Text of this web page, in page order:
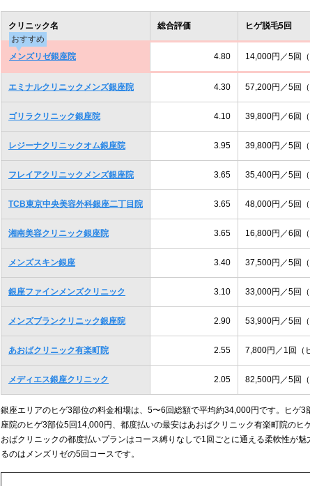
クリニック名 総合評価 ヒゲ脱毛5回
おすすめ
メンズリゼ銀座院
4.80 14,000円／5回（
エミナルクリニックメンズ銀座院 4.30 57,200円／5回
ゴリラクリニック銀座院 4.10 39,800円／6回
レジーナクリニックオム銀座院 3.95 39,800円／5回（
フレイアクリニックメンズ銀座院 3.65 35,400円／5回（
TCB東京中央美容外科銀座二丁目院 3.65 48,000円／5回（
湘南美容クリニック銀座院 3.65 16,800円／6回（
メンズスキン銀座 3.40 37,500円／5回（
銀座ファインメンズクリニック 3.10 33,000円／5回（
メンズブランクリニック銀座院 2.90 53,900円／5回
あおばクリニック有楽町院 2.55 7,800円／1回（
メディエス銀座クリニック 2.05 82,500円／5回（
銀座エリアのヒゲ3部位の料金相場は、5〜6回総額で平均約34,000円です。ヒゲ3
座院のヒゲ3部位5回14,000円、都度払いの最安はあおばクリニック有楽町院のヒ
おばクリニックの都度払いプランはコース縛りなしで1回ごとに通える柔軟性が
るのはメンズリゼの5回コースです。